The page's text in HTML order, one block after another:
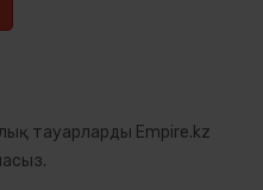
тауарларды Empire.kz